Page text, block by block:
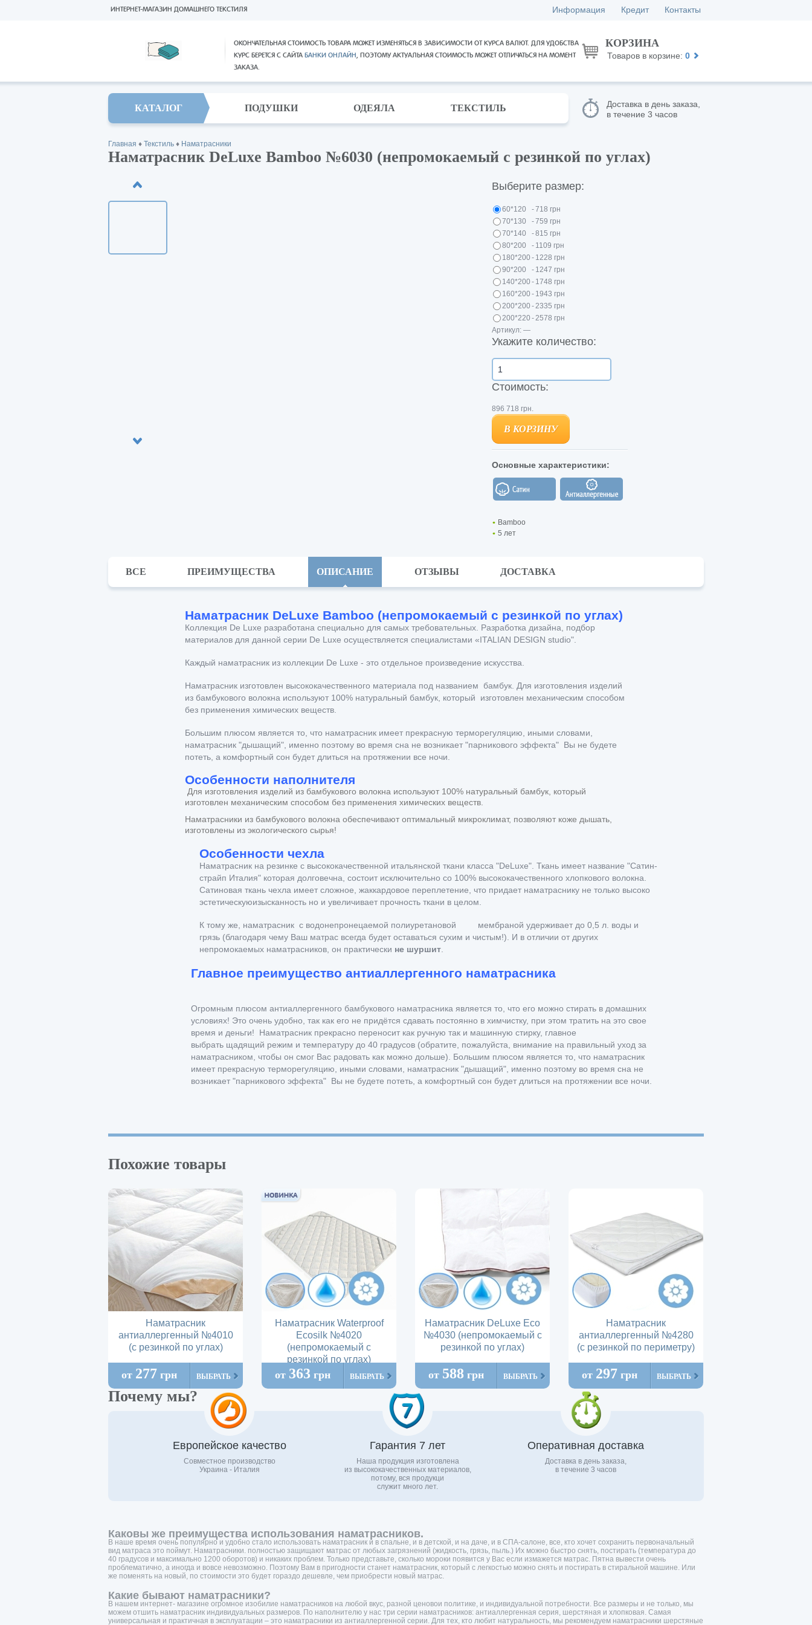
ОКОНЧАТЕЛЬНАЯ СТОИМОСТЬ ТОВАРА МОЖЕТ ИЗМЕНЯТЬСЯ В ЗАВИСИМОСТИ ОТ КУРСА ВАЛЮТ. ДЛЯ УДОБСТВА
КУРС БЕРЕТСЯ С САЙТА БАНКИ ОНЛАЙН, ПОЭТОМУ АКТУАЛЬНАЯ СТОИМОСТЬ МОЖЕТ ОТЛИЧАТЬСЯ НА МОМЕНТ
ЗАКАЗА.
ИНТЕРНЕТ-МАГАЗИН ДОМАШНЕГО ТЕКСТИЛЯ Информация Кредит Контакты
КОРЗИНА
Товаров в корзине: 0
КАТАЛОГ ПОДУШКИ ОДЕЯЛА ТЕКСТИЛЬ
Доставка в день заказа,
в течение 3 часов
Главная ♦ Текстиль ♦ Наматрасники
Наматрасник DeLuxe Bamboo №6030 (непромокаемый с резинкой по углах)
Выберите размер:
60*120 -718 грн
70*130
-759 грн
70*140
-815 грн
80*200
- 1109 грн
180*200 - 1228 грн
90*200
- 1247 грн
140*200 - 1748 грн
160*200 - 1943 грн
200*200 -2335 грн
200*220 -2578 грн
Артикул: —
Укажите количество:
Стоимость:
896 718 грн.
В КОРЗИНУ
Основные характеристики:
Bamboo
5 лет
ВСЕ ПРЕИМУЩЕСТВА ОПИСАНИЕ ОТЗЫВЫ ДОСТАВКА
Наматрасник DeLuxe Bamboo (непромокаемый с резинкой по углах)
Коллекция De Luxe разработана специально для самых требовательных. Разработка дизайна, подбор
материалов для данной серии De Luxe осуществляется специалистами «ITALIAN DESIGN studio".
Каждый наматрасник из коллекции De Luxe - это отдельное произведение искусства.
Наматрасник изготовлен высококачественного материала под названием бамбук. Для изготовления изделий
из бамбукового волокна используют 100% натуральный бамбук, который изготовлен механическим способом
без применения химических веществ.
Большим плюсом является то, что наматрасник имеет прекрасную терморегуляцию, иными словами,
наматрасник "дышащий", именно поэтому во время сна не возникает "парникового эффекта" Вы не будете
потеть, а комфортный сон будет длиться на протяжении все ночи.
Особенности наполнителя
Для изготовления изделий из бамбукового волокна используют 100% натуральный бамбук, который
изготовлен механическим способом без применения химических веществ.
Наматрасники из бамбукового волокна обеспечивают оптимальный микроклимат, позволяют коже дышать,
изготовлены из экологического сырья!
Особенности чехла
Наматрасник на резинке с высококачественной итальянской ткани класса "DeLuxe". Ткань имеет название "Сатин-
страйп Италия" которая долговечна, состоит исключительно со 100% высококачественного хлопкового волокна.
Сатиновая ткань чехла имеет сложное, жаккардовое переплетение, что придает наматраснику не только высоко
эстетическуюизысканностьно и увеличивает прочность ткани в целом.
К тому же, наматрасник с водонепронецаемой полиуретановой мембраной удерживает до 0,5 л. воды и
грязь (благодаря чему Ваш матрас всегда будет оставаться сухим и чистым!). И в отличии от других
непромокаемых наматрасников, он практически не шуршит.
Главное преимущество антиаллергенного наматрасника
Огромным плюсом антиаллергенного бамбукового наматрасника является то, что его можно стирать в домашних
условиях! Это очень удобно, так как его не придётся сдавать постоянно в химчистку, при этом тратить на это свое
время и деньги! Наматрасник прекрасно переносит как ручную так и машинную стирку, главное
выбрать щадящий режим и температуру до 40 градусов (обратите, пожалуйста, внимание на правильный уход за
наматрасником, чтобы он смог Вас радовать как можно дольше). Большим плюсом является то, что наматрасник
имеет прекрасную терморегуляцию, иными словами, наматрасник "дышащий", именно поэтому во время сна не
возникает "парникового эффекта" Вы не будете потеть, а комфортный сон будет длиться на протяжении все ночи.
Похожие товары
Наматрасник
антиаллергенный №4010
(с резинкой по углах)
от 277 грн ВЫБРАТЬ
Наматрасник Waterproof
Ecosilk №4020
(непромокаемый с
резинкой по углах)
от 363 грн ВЫБРАТЬ
Наматрасник DeLuxe Eco
№4030 (непромокаемый с
резинкой по углах)
от 588 грн ВЫБРАТЬ
Наматрасник
антиаллергенный №4280
(с резинкой по периметру)
от 297 грн ВЫБРАТЬ
Почему мы?
Европейское качество
Совместное производство
Украина - Италия
Гарантия 7 лет
Наша продукция изготовлена
из высококачественных материалов,
потому, вся продукци
служит много лет.
Оперативная доставка
Доставка в день заказа,
в течение 3 часов
Каковы же преимущества использования наматрасников.
В наше время очень популярно и удобно стало использовать наматрасник и в спальне, и в детской, и на даче, и в СПА-салоне, все, кто хочет сохранить первоначальный
вид матраса это поймут. Наматрасники. полностью защищают матрас от любых загрязнений (жидкость, грязь, пыль.) Их можно быстро снять, постирать (температура до
40 градусов и максимально 1200 оборотов) и никаких проблем. Только представьте, сколько мороки появится у Вас если измажется матрас. Пятна вывести очень
проблематично, а иногда и вовсе невозможно. Поэтому Вам в пригодности станет наматрасник, который с легкостью можно снять и постирать в стиральной машине. Или
же поменять на новый, по стоимости это будет гораздо дешевле, чем приобрести новый матрас.
Какие бывают наматрасники?
В нашем интернет- магазине огромное изобилие наматрасников на любой вкус, разной ценовои политике, и индивидуальной потребности. Все размеры и не только, мы
можем отшить наматрасник индивидуальных размеров. По наполнителю у нас три серии наматрасников: антиаллергенная серия, шерстяная и хлопковая. Самая
универсальная и практичная в эксплуатации – это наматрасники из антиаллергенной серии. Для тех, кто любит натуральность, мы рекомендуем наматрасники шерстяные